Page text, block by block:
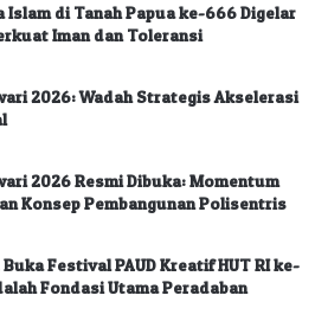
di Tanah Papua ke-666 Digelar
Iman dan Toleransi
2026: Wadah Strategis Akselerasi
2026 Resmi Dibuka: Momentum
Konsep Pembangunan Polisentris
Festival PAUD Kreatif HUT RI ke-
Fondasi Utama Peradaban